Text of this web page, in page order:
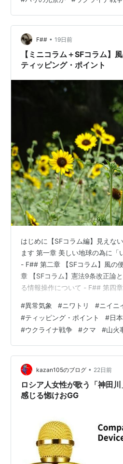
は、術後5年近い間、距離を置い
に再開をしたという、自分的に
があります。 約5年前の大晦日
で胃を3分の一を切除しました。
体であった自分の体重が一気…
F## • 19日前
【ミニコラム＋SFコラム
ティッピング・ポイント
はじめに【SFコラム編】見えな
ます 第一章 美しい地球の為に「
- F## 第二章 【SFコラム】風の
章 【SFコラム】憲法9条改正論
る情報操作について - F## 第四
見据えて行きましょう - F## 第五
ラム】憲法13条改正案から見え
護士伊藤真先生の講演会情報 -
＋SFコラム 】マクロ経済学 第
ラム 】応…
#異常気象 #ニワトリ #ニイニ
#ティッピング・ポイント #日
#ウクライナ戦争 #クマ #山火
kazan105のブログ • 22日前
ロシア人女性が歌う「神田
感じる惚けおGG